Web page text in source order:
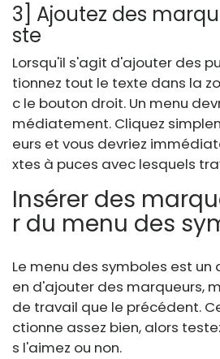
3] Ajoutez des
ste
Lorsqu'il s'agit d'ajouter des
tionnez tout le texte dans la
c le bouton droit. Un menu
médiatement. Cliquez
eurs et vous devriez
xtes à puces avec lesquels
Insérer des
r du menu des
Le menu des symboles est
en d'ajouter des marqueurs,
de travail que le précédent.
ctionne assez bien, alors
s l'aimez ou non.